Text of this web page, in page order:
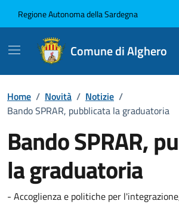
Regione Autonoma della Sardegna
Comune di Alghero
Home / Novità / Notizie /
Bando SPRAR, pubblicata la graduatoria
Bando SPRAR,
la graduatoria
- Accoglienza e politiche per